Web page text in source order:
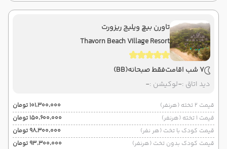
تاورن بیچ ویلیج ریزورت
Thavorn Beach Village Resort
7 شب اقامت فقط صبحانه(BB)
دید اتاق :-لوکیشن :-
قیمت 2 تخته (هرنفر)
۱۰۱٬۳۰۰٬۰۰۰ تومان
قیمت 1 تخته (هرنفر)
۱۵۰٬۶۰۰٬۰۰۰ تومان
قیمت کودک با تخت (هر نفر)
۹۸٬۳۰۰٬۰۰۰ تومان
قیمت کودک بدون تخت (هرنفر)
۹۳٬۳۰۰٬۰۰۰ تومان